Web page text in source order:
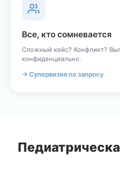
Все, кто сомневается
Сложный кейс? Конфликт?
конфиденциально.
→ Супервизия по запросу